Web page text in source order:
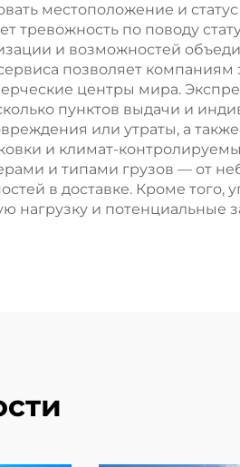
местоположение и статус
по поводу
и возможностей
позволяет
центры мира.
пунктов выдачи и
или утраты, а
и климат-
и типами грузов — от
в доставке. Кроме
нагрузку и потенциальные